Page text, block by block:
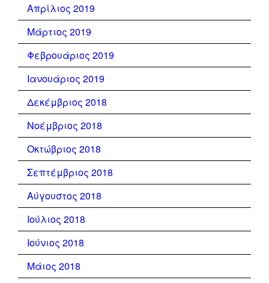
Απρίλιος 2019
Μάρτιος 2019
Φεβρουάριος 2019
Ιανουάριος 2019
Δεκέμβριος 2018
Νοέμβριος 2018
Οκτώβριος 2018
Σεπτέμβριος 2018
Αύγουστος 2018
Ιούλιος 2018
Ιούνιος 2018
Μάιος 2018